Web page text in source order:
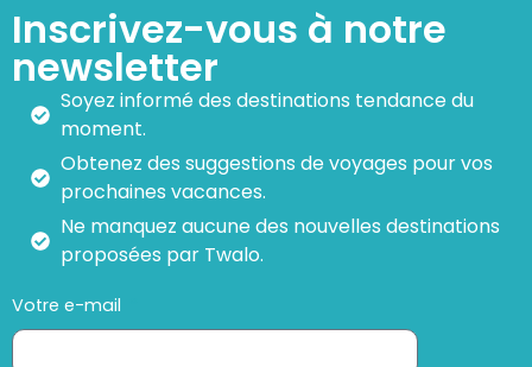
Inscrivez-vous à notre
newsletter
Soyez informé des destinations tendance du
moment.
Obtenez des suggestions de voyages pour vos
prochaines vacances.
Ne manquez aucune des nouvelles destinations
proposées par Twalo.
Votre e-mail